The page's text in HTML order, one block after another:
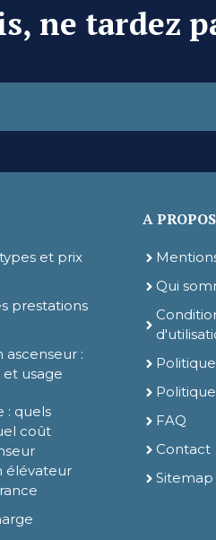
ne tardez
et prix
prestations
ascenseur :
et usage
: quels
coût
élévateur
A PROPOS
Qui
FAQ
Contact
Sitemap